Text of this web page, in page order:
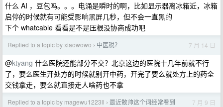
什么 AI ，豆包吗。。。电涌是瞬时的啊，比如显示器离冰箱近，冰箱
启停的时候就有可能受影响黑屏几秒，但不会一直黑的
下个 whatcable 看看是不是压根没协商成功吧
Replied to a topic by xiaowowo › 中医税？ 7 月 14 日
@ktyang 什么医院还能部分不交？北京这边的医院十几年前就不行
了，要么医生开处方的时候就别开中药，开完了要么就处方上的药全
交钱拿走，要么就直接走人啥药也不拿
Replied to a topic by magewu1223ll › 最近散帅这个词经常看到 7 月 9 日